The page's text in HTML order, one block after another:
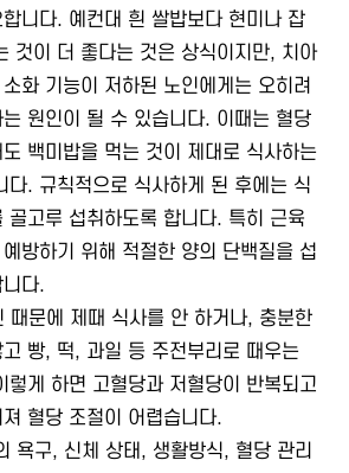
니다. 예컨대 흰 쌀밥보다 현미나 잡
것이 더 좋다는 것은 상식이지만, 치아
화 기능이 저하된 노인에게는 오히려
원인이 될 수 있습니다. 이때는 혈당
백미밥을 먹는 것이 제대로 식사하는
다. 규칙적으로 식사하게 된 후에는 식
골고루 섭취하도록 합니다. 특히 근육
방하기 위해 적절한 양의 단백질을 섭
다.
때문에 제때 식사를 안 하거나, 충분한
빵, 떡, 과일 등 주전부리로 때우는
렇게 하면 고혈당과 저혈당이 반복되고
혈당 조절이 어렵습니다.
욕구, 신체 상태, 생활방식, 혈당 관리